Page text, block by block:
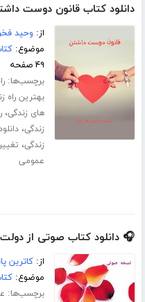
دانلود کتاب قانون دوست
از: وحید
موضوع:
۴۹ صفحه
برچسب‌ها:
بهترین راه
های زندگی،
زندگی،
زندگی،
عمومی
🎧 دانلود کتاب صوتی از
از:کاترین
موضوع:
برچسب‌ها: